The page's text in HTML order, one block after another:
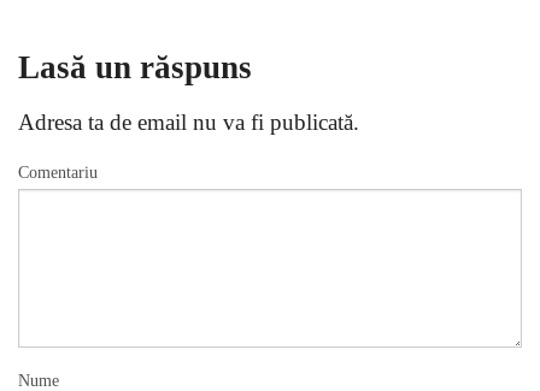
Lasă un răspuns
Adresa ta de email nu va fi publicată.
Comentariu
Nume